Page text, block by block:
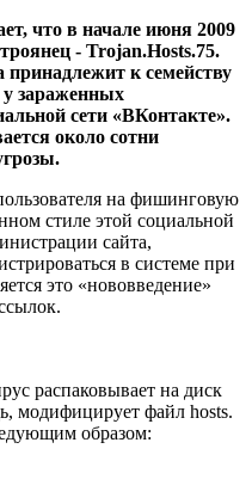
что в начале июня 2009
- Trojan.Hosts.75.
к семейству
у зараженных
сети «ВКонтакте».
около сотни
на фишинговую
стиле этой социальной
сайта,
в системе при
это «нововведение»
распаковывает на диск
модифицирует файл hosts.
образом: